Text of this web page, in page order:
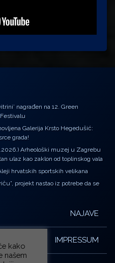
nagrađen na 12. Green
Galerija Krsto Hegedušić:
grada!
Arheološki muzej u Zagrebu
ulaz kao zaklon od toplinskog vala
hrvatskih sportskih velikana
projekt nastao iz potrebe da se
NAJAVE
IMPRESSUM
kako
našem